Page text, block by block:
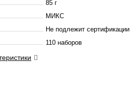
85 г
МИКС
Не подлежит сертификации
110 наборов